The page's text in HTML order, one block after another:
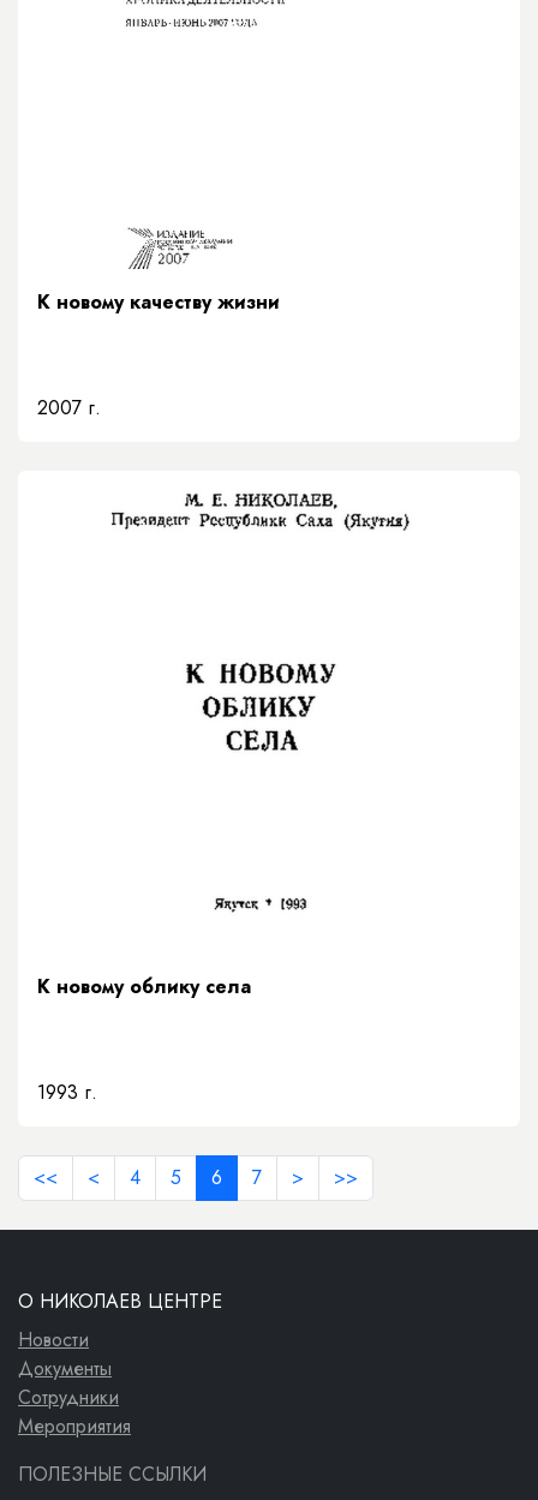
К новому качеству жизни
2007 г.
К новому облику села
1993 г.
<< < 4 5 6 7 > >>
О НИКОЛАЕВ ЦЕНТРЕ
Новости
Документы
Сотрудники
Мероприятия
ПОЛЕЗНЫЕ ССЫЛКИ